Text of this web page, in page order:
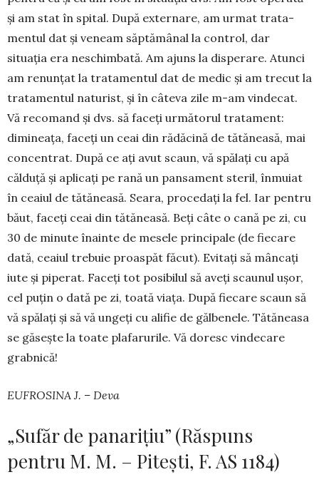
și am stat în spital. După externare, am urmat trata­
mentul dat și veneam săptămânal la control, dar
situația era ne­schim­bată. Am ajuns la dispe­ra­re. Atunci
am renunțat la trata­mentul dat de medic și am trecut la
tratamentul naturist, și în câ­te­va zile m-am vindecat.
Vă reco­mand și dvs. să faceți următorul tratament:
dimineața, faceți un ceai din rădăcină de tătăneasă, mai
concentrat. După ce ați avut scaun, vă spălați cu apă
călduță și aplicați pe rană un pansament steril, înmuiat
în ceaiul de tătăneasă. Seara, procedați la fel. Iar pentru
băut, faceți ceai din tătăneasă. Beți câte o cană pe zi, cu
30 de minu­te înainte de mesele principale (de fiecare
dată, ceaiul trebuie proaspăt făcut). Evitați să mân­cați
iute și piperat. Faceți tot posibilul să aveți scaunul ușor,
cel puțin o dată pe zi, toată viața. După fiecare scaun să
vă spălați și să vă ungeți cu alifie de gălbenele. Tătăneasa
se găsește la toate plafarurile. Vă doresc vindecare
grabnică!
EUFROSINA J. – Deva
„Sufăr de panarițiu” (Răspuns
pentru M. M. – Pitești, F. AS 1184)